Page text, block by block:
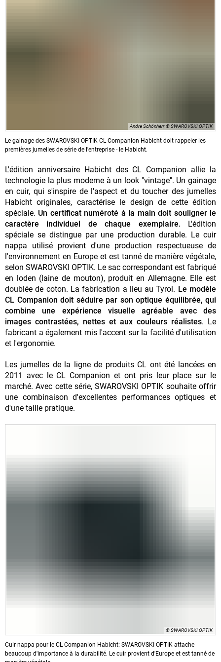
Andre Schönherr, © SWAROVSKI OPTIK
Le gainage des SWAROVSKI OPTIK CL Companion Habicht doit rappeler les
premières jumelles de série de l'entreprise - le Habicht.
L'édition anniversaire Habicht des CL Companion allie la
technologie la plus moderne à un look "vintage". Un gainage
en cuir, qui s'inspire de l'aspect et du toucher des jumelles
Habicht originales, caractérise le design de cette édition
spéciale. Un certificat numéroté à la main doit souligner le
caractère individuel de chaque exemplaire.L'édition
spéciale se distingue par une production durable. Le cuir
nappa utilisé provient d'une production respectueuse de
l'environnement en Europe et est tanné de manière végétale,
selon SWAROVSKI OPTIK. Le sac correspondant est fabriqué
en loden (laine de mouton), produit en Allemagne. Elle est
doublée de coton. La fabrication a lieu au Tyrol. Le modèle
CL Companion doit séduire par son optique équilibrée, qui
combine une expérience visuelle agréable avec des
images contrastées, nettes et aux couleurs réalistes. Le
fabricant a également mis l'accent sur la facilité d'utilisation
et l'ergonomie.
Les jumelles de la ligne de produits CL ont été lancées en
2011 avec le CL Companion et ont pris leur place sur le
marché. Avec cette série, SWAROVSKI OPTIK souhaite offrir
une combinaison d'excellentes performances optiques et
d'une taille pratique.
© SWAROVSKI OPTIK
Cuir nappa pour le CL Companion Habicht: SWAROVSKI OPTIK attache
beaucoup d'importance à la durabilité. Le cuir provient d'Europe et est tanné de